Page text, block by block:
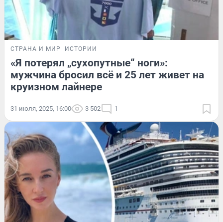
СТРАНА И МИР ИСТОРИИ
«Я потерял „сухопутные“ ноги»:
мужчина бросил всё и 25 лет живет на
круизном лайнере
31 июля, 2025, 16:00 3 502 1